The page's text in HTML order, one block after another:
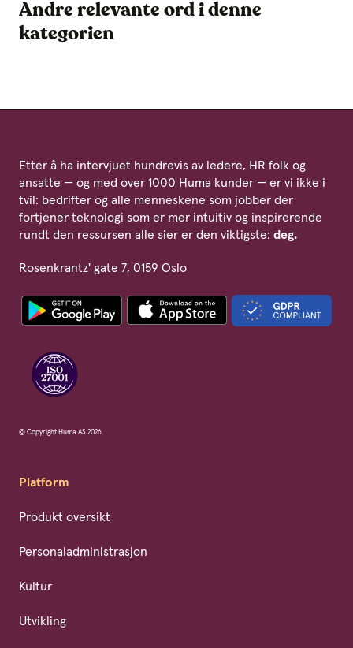
Andre relevante ord i denne
kategorien
Etter å ha intervjuet hundrevis av ledere, HR folk og
ansatte — og med over 1000 Huma kunder — er vi ikke i
tvil: bedrifter og alle menneskene som jobber der
fortjener teknologi som er mer intuitiv og inspirerende
rundt den ressursen alle sier er den viktigste: deg.
Rosenkrantz' gate 7, 0159 Oslo
© Copyright Huma AS 2026.
Platform
Produkt oversikt
Personaladministrasjon
Kultur
Utvikling